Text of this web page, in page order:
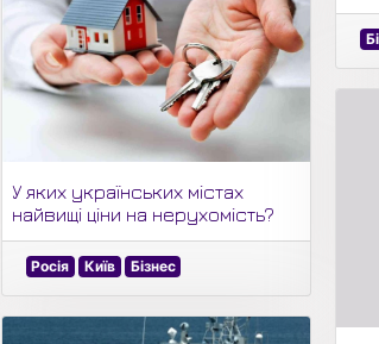
У яких українських містах
найвищі ціни на нерухомість?
Росія Київ Бізнес